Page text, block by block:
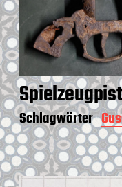
Schlagwörter